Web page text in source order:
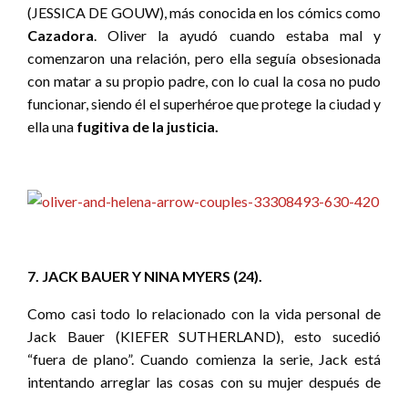
(JESSICA DE GOUW), más conocida en los cómics como
Cazadora. Oliver la ayudó cuando estaba mal y
comenzaron una relación, pero ella seguía obsesionada
con matar a su propio padre, con lo cual la cosa no pudo
funcionar, siendo él el superhéroe que protege la ciudad y
ella una fugitiva de la justicia.
7. JACK BAUER Y NINA MYERS (24).
Como casi todo lo relacionado con la vida personal de
Jack Bauer (KIEFER SUTHERLAND), esto sucedió
“fuera de plano”. Cuando comienza la serie, Jack está
intentando arreglar las cosas con su mujer después de